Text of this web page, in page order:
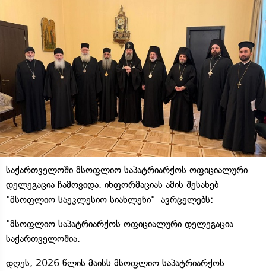
საქართველოში მსოფლიო საპატრიარქოს ოფიციალური
დელეგაცია ჩამოვიდა. ინფორმაციას ამის შესახებ
"მსოფლიო საეკლესიო სიახლენი" ავრცელებს:
"მსოფლიო საპატრიარქოს ოფიციალური დელეგაცია
საქართველოშია.
დღეს, 2026 წლის მაისს მსოფლიო საპატრიარქოს